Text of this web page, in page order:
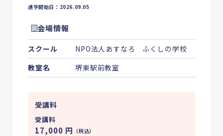
通学開始日：2026.09.05
会場情報
スクール
NPO法人あすなろ ふくしの学校
教室名
堺東駅前教室
受講料
受講料
17,000 円 （税込）